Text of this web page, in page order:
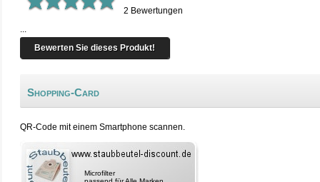
2 Bewertungen
...
Bewerten Sie dieses Produkt!
Shopping-Card
QR-Code mit einem Smartphone scannen.
Microfilter